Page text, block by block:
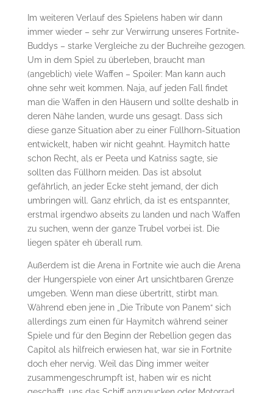
Im weiteren Verlauf des Spielens haben wir dann
immer wieder – sehr zur Verwirrung unseres Fortnite-
Buddys – starke Vergleiche zu der Buchreihe gezogen.
Um in dem Spiel zu überleben, braucht man
(angeblich) viele Waffen – Spoiler: Man kann auch
ohne sehr weit kommen. Naja, auf jeden Fall findet
man die Waffen in den Häusern und sollte deshalb in
deren Nähe landen, wurde uns gesagt. Dass sich
diese ganze Situation aber zu einer Füllhorn-Situation
entwickelt, haben wir nicht geahnt. Haymitch hatte
schon Recht, als er Peeta und Katniss sagte, sie
sollten das Füllhorn meiden. Das ist absolut
gefährlich, an jeder Ecke steht jemand, der dich
umbringen will. Ganz ehrlich, da ist es entspannter,
erstmal irgendwo abseits zu landen und nach Waffen
zu suchen, wenn der ganze Trubel vorbei ist. Die
liegen später eh überall rum.
Außerdem ist die Arena in Fortnite wie auch die Arena
der Hungerspiele von einer Art unsichtbaren Grenze
umgeben. Wenn man diese übertritt, stirbt man.
Während eben jene in „Die Tribute von Panem“ sich
allerdings zum einen für Haymitch während seiner
Spiele und für den Beginn der Rebellion gegen das
Capitol als hilfreich erwiesen hat, war sie in Fortnite
doch eher nervig. Weil das Ding immer weiter
zusammengeschrumpft ist, haben wir es nicht